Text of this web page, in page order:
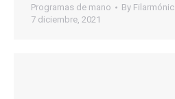
Programas de mano By
7 diciembre, 2021